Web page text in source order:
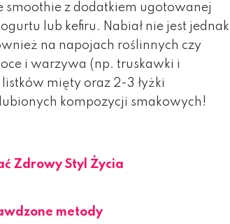
smoothie z dodatkiem ugotowanej
lub kefiru. Nabiał nie jest jednak
na napojach roślinnych czy
i warzywa (np. truskawki i
mięty oraz 2-3 łyżki
kompozycji smakowych!
Zdrowy Styl Życia
metody